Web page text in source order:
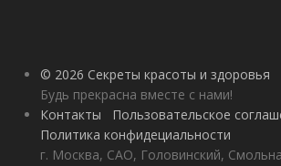
© 2026 Секреты красоты и здоровья
Будь прекрасна вместе с нами!
Контакты
Пользовательское
Политика конфидециальности
г. Москва, САО, Головинский,